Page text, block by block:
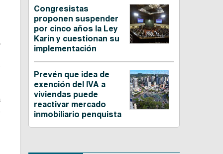
Congresistas
proponen suspender
por cinco años la Ley
Karin y cuestionan su
implementación
Prevén que idea de
exención del IVA a
viviendas puede
reactivar mercado
inmobiliario penquista